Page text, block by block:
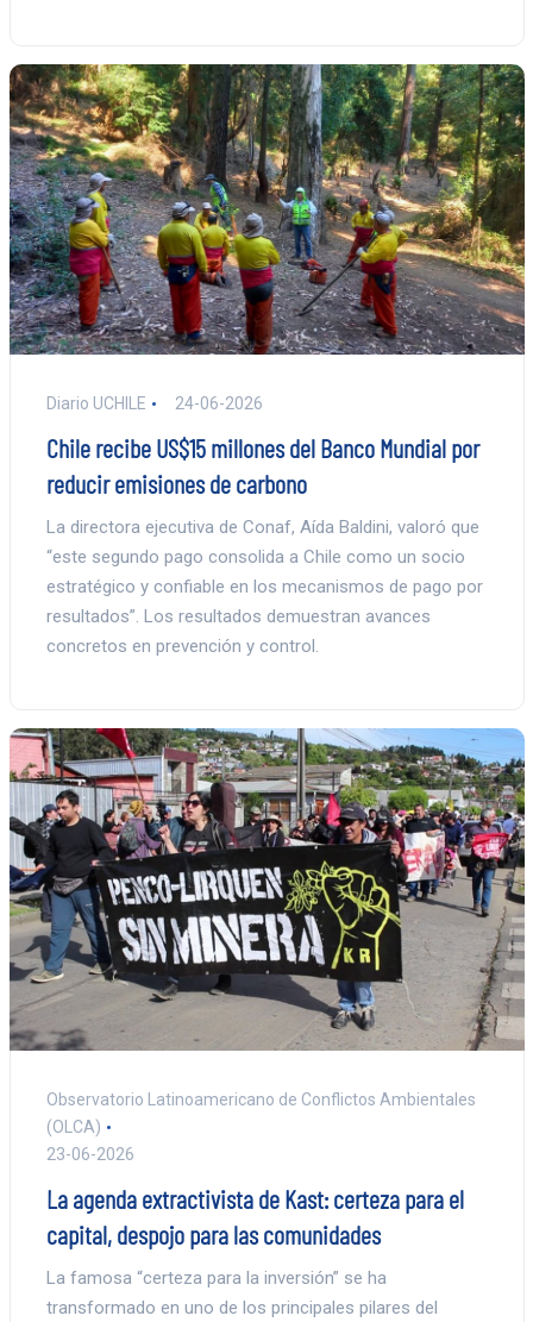
Diario UCHILE 24-06-2026
Chile recibe US$15 millones del Banco Mundial por
reducir emisiones de carbono
La directora ejecutiva de Conaf, Aída Baldini, valoró que
“este segundo pago consolida a Chile como un socio
estratégico y confiable en los mecanismos de pago por
resultados”. Los resultados demuestran avances
concretos en prevención y control.
Observatorio Latinoamericano de Conflictos Ambientales
(OLCA)
23-06-2026
La agenda extractivista de Kast: certeza para el
capital, despojo para las comunidades
La famosa “certeza para la inversión” se ha
transformado en uno de los principales pilares del